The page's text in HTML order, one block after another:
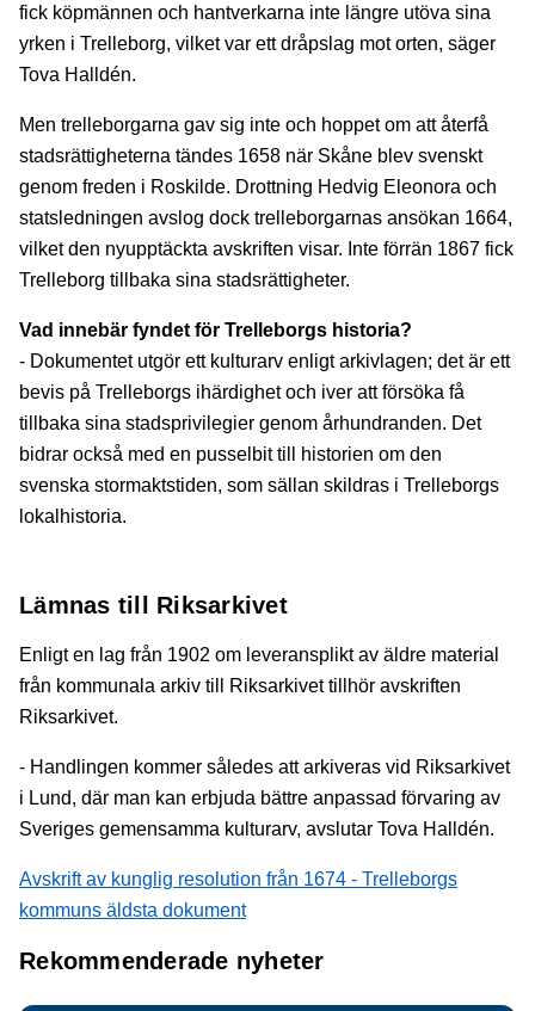
fick köpmännen och hantverkarna inte längre utöva sina
yrken i Trelleborg, vilket var ett dråpslag mot orten, säger
Tova Halldén.
Men trelleborgarna gav sig inte och hoppet om att återfå
stadsrättigheterna tändes 1658 när Skåne blev svenskt
genom freden i Roskilde. Drottning Hedvig Eleonora och
statsledningen avslog dock trelleborgarnas ansökan 1664,
vilket den nyupptäckta avskriften visar. Inte förrän 1867 fick
Trelleborg tillbaka sina stadsrättigheter.
Vad innebär fyndet för Trelleborgs historia?
- Dokumentet utgör ett kulturarv enligt arkivlagen; det är ett
bevis på Trelleborgs ihärdighet och iver att försöka få
tillbaka sina stadsprivilegier genom århundranden. Det
bidrar också med en pusselbit till historien om den
svenska stormaktstiden, som sällan skildras i Trelleborgs
lokalhistoria.
Lämnas till Riksarkivet
Enligt en lag från 1902 om leveransplikt av äldre material
från kommunala arkiv till Riksarkivet tillhör avskriften
Riksarkivet.
- Handlingen kommer således att arkiveras vid Riksarkivet
i Lund, där man kan erbjuda bättre anpassad förvaring av
Sveriges gemensamma kulturarv, avslutar Tova Halldén.
Avskrift av kunglig resolution från 1674 - Trelleborgs
kommuns äldsta dokument
Rekommenderade nyheter